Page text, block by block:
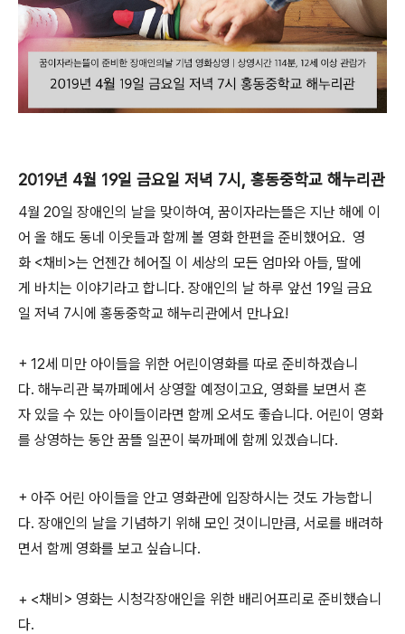
2019년 4월 19일 금요일 저녁 7시, 홍동중학교 해누리관
4월 20일 장애인의 날을 맞이하여, 꿈이자라는뜰은 지난 해에 이
어 올 해도 동네 이웃들과 함께 볼 영화 한편을 준비했어요. 영
화 <채비>는 언젠간 헤어질 이 세상의 모든 엄마와 아들, 딸에
게 바치는 이야기라고 합니다. 장애인의 날 하루 앞선 19일 금요
일 저녁 7시에 홍동중학교 해누리관에서 만나요!
+ 12세 미만 아이들을 위한 어린이영화를 따로 준비하겠습니
다. 해누리관 북까페에서 상영할 예정이고요, 영화를 보면서 혼
자 있을 수 있는 아이들이라면 함께 오셔도 좋습니다. 어린이 영화
를 상영하는 동안 꿈뜰 일꾼이 북까페에 함께 있겠습니다.
+ 아주 어린 아이들을 안고 영화관에 입장하시는 것도 가능합니
다. 장애인의 날을 기념하기 위해 모인 것이니만큼, 서로를 배려하
면서 함께 영화를 보고 싶습니다.
+ <채비> 영화는 시청각장애인을 위한 배리어프리로 준비했습니
다.